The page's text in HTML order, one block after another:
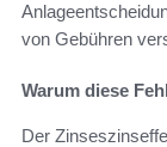
von Gebühren
Warum diese
Der